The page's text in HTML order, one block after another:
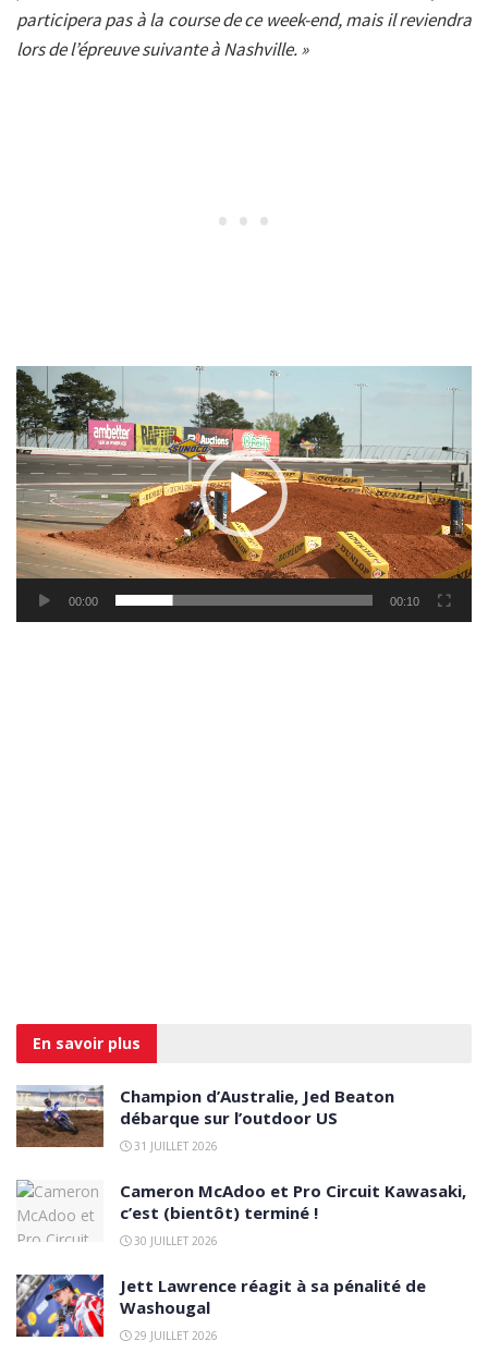
participera pas à la course de ce week-end, mais il reviendra
lors de l’épreuve suivante à Nashville. »
Lecteur
vidéo
00:00 00:10
En savoir plus
Champion d’Australie, Jed Beaton
débarque sur l’outdoor US
31 JUILLET 2026
Cameron McAdoo et Pro Circuit Kawasaki,
c’est (bientôt) terminé !
30 JUILLET 2026
Jett Lawrence réagit à sa pénalité de
Washougal
29 JUILLET 2026